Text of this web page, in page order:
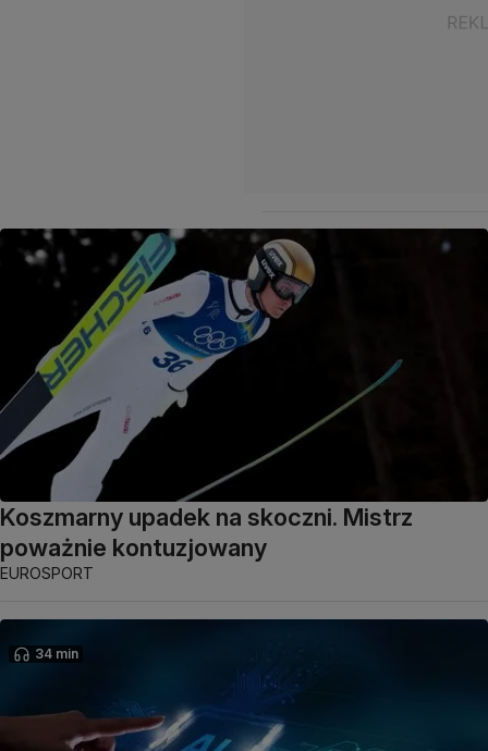
Koszmarny upadek na skoczni. Mistrz
poważnie kontuzjowany
EUROSPORT
34 min